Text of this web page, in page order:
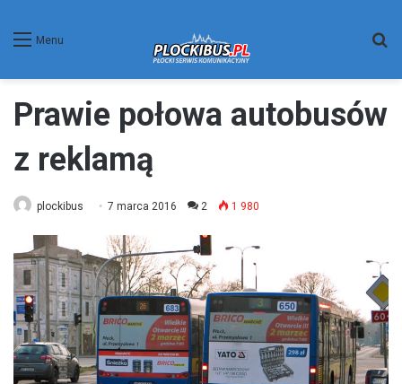
Menu
Prawie połowa autobusów
z reklamą
plockibus 7 marca 2016 2 1 980